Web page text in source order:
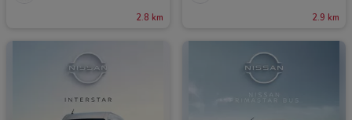
2.8 km 2.9 km